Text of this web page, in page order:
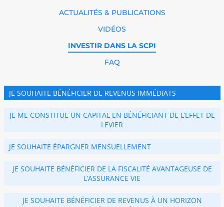
ACTUALITÉS & PUBLICATIONS
VIDÉOS
INVESTIR DANS LA SCPI
FAQ
JE SOUHAITE BÉNÉFICIER DE REVENUS IMMÉDIATS
JE ME CONSTITUE UN CAPITAL EN BÉNÉFICIANT DE L’EFFET DE
LEVIER
JE SOUHAITE ÉPARGNER MENSUELLEMENT
JE SOUHAITE BÉNÉFICIER DE LA FISCALITÉ AVANTAGEUSE DE
L’ASSURANCE VIE
JE SOUHAITE BÉNÉFICIER DE REVENUS À UN HORIZON